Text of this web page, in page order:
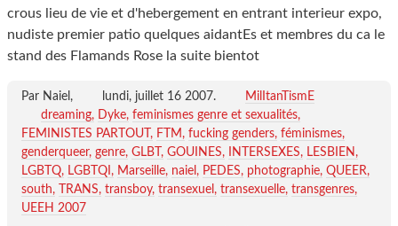
crous lieu de vie et d'hebergement en entrant interieur expo,
nudiste premier patio quelques aidantEs et membres du ca le
stand des Flamands Rose la suite bientot
Par Naiel, lundi, juillet 16 2007.
MilItanTismE
dreaming
Dyke feminismes genre et sexualités
FEMINISTES PARTOUT
FTM fucking genders féminismes
genderqueer genre GLBT GOUINES INTERSEXES
LESBIEN
LGBTQ
LGBTQI Marseille naiel PEDES photographie QUEER
south
TRANS transboy transexuel transexuelle transgenres
UEEH 2007